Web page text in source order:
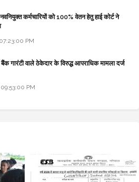
कर्मचारियों को 100% वेतन हेतु हाई कोर्ट ने
PM
बैंक गारंटी वाले ठेकेदार के विरुद्ध आपराधिक मामला दर्ज
PM